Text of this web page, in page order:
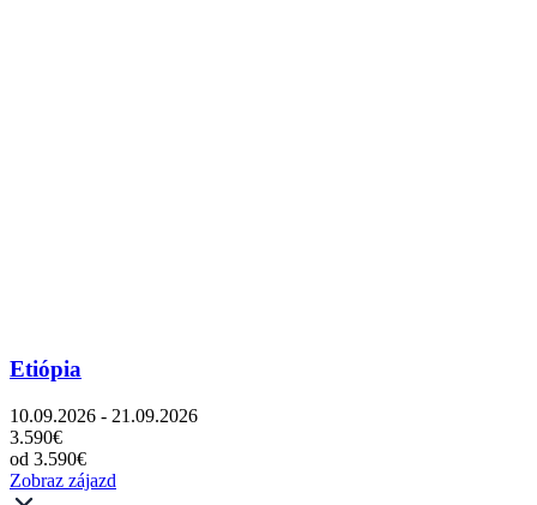
Etiópia
10.09.2026 - 21.09.2026
3.590€
od 3.590€
Zobraz zájazd